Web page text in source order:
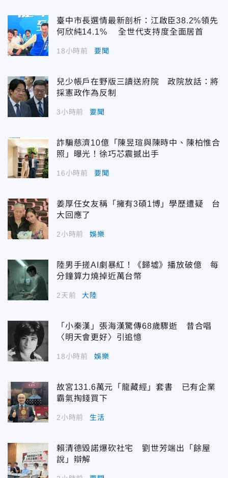
臺中市長選情最新剖析：江啟臣38.2%領先
何欣純14.1% 全世代支持度全面居首
18小時前 要聞
兒少帳戶在野版三讀送府院 政院放話：將
採憲政作為反制
3小時前 要聞
詐騙慈濟10億「陳昱瑄與陳時中、陳柏惟合
照」曝光！徐巧芯震撼出手
16小時前 要聞
姜厚任女友稱「擁有3碩1博」學歷遭疑 台
大回應了
2小時前 娛樂
陸男手搓AI劇暴紅！《歸墟》播放破億 每
分鐘算力燒掉近萬台幣
2天前 大陸
「小秦漢」張海漢驚傳68歲驟逝 昔合唱
〈明天會更好〉引追憶
18小時前 娛樂
故宮131.6萬元「龍藏經」套書 已有企業
霸氣掏錢買下
2小時前 生活
賴清德毀諾爆砍社宅 劉世芳端出「餘屋
說」辯解